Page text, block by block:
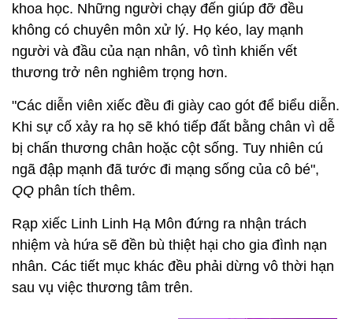
khoa học. Những người chạy đến giúp đỡ đều
không có chuyên môn xử lý. Họ kéo, lay mạnh
người và đầu của nạn nhân, vô tình khiến vết
thương trở nên nghiêm trọng hơn.
"Các diễn viên xiếc đều đi giày cao gót để biểu diễn.
Khi sự cố xảy ra họ sẽ khó tiếp đất bằng chân vì dễ
bị chấn thương chân hoặc cột sống. Tuy nhiên cú
ngã đập mạnh đã tước đi mạng sống của cô bé",
QQ phân tích thêm.
Rạp xiếc Linh Linh Hạ Môn đứng ra nhận trách
nhiệm và hứa sẽ đền bù thiệt hại cho gia đình nạn
nhân. Các tiết mục khác đều phải dừng vô thời hạn
sau vụ việc thương tâm trên.